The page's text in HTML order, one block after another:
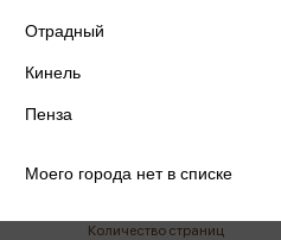
Год издания
Количество страниц
Отрадный
Кинель
Пенза
Моего города нет в списке